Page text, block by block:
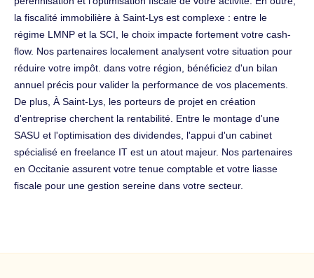
la fiscalité immobilière à Saint-Lys est complexe : entre le
régime LMNP et la SCI, le choix impacte fortement votre cash-
flow. Nos partenaires localement analysent votre situation pour
réduire votre impôt. dans votre région, bénéficiez d'un bilan
annuel précis pour valider la performance de vos placements.
De plus, À Saint-Lys, les porteurs de projet en création
d'entreprise cherchent la rentabilité. Entre le montage d'une
SASU et l'optimisation des dividendes, l'appui d'un cabinet
spécialisé en freelance IT est un atout majeur. Nos partenaires
en Occitanie assurent votre tenue comptable et votre liasse
fiscale pour une gestion sereine dans votre secteur.